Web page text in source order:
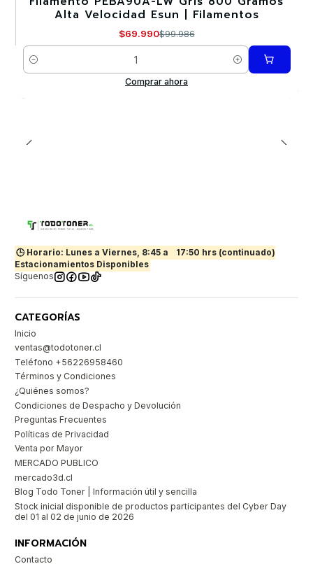
Alta Velocidad Esun | Filamentos
$69.990$99.986
Cantidad
Comprar ahora
🕒 Horario: Lunes a Viernes, 8:45 a
17:50 hrs (continuado)
Estacionamientos Disponibles
Síguenos
CATEGORÍAS
Inicio
ventas@todotoner.cl
Teléfono +56226958460
Términos y Condiciones
¿Quiénes somos?
Condiciones de Despacho y Devolución
Preguntas Frecuentes
Políticas de Privacidad
Venta por Mayor
MERCADO PUBLICO
mercado3d.cl
Blog Todo Toner | Información útil y sencilla
Stock inicial disponible de productos participantes del Cyber Day
del 01 al 02 de junio de 2026
INFORMACIÓN
Contacto